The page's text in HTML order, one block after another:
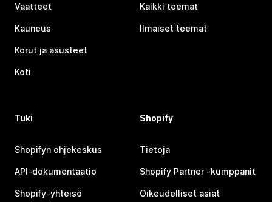
Vaatteet
Kauneus
Korut ja asusteet
Koti
Kaikki teemat
Ilmaiset teemat
Tuki
Shopifyn ohjekeskus
API-dokumentaatio
Shopify-yhteisö
Shopify
Tietoja
Shopify Partner ‑kumppanit
Oikeudelliset asiat